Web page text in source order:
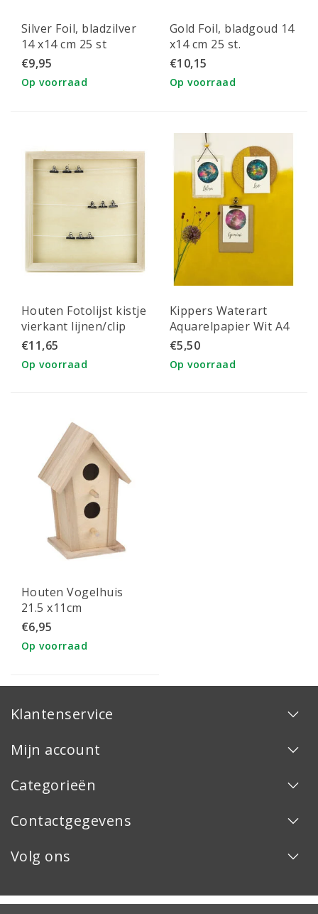
Silver Foil, bladzilver
14 x14 cm 25 st
€9,95
Op voorraad
Gold Foil, bladgoud 14
x14 cm 25 st.
€10,15
Op voorraad
Houten Fotolijst kistje
vierkant lijnen/clip
38.1cm x 3.5cm
€11,65
Op voorraad
Kippers Waterart
Aquarelpapier Wit A4
300g 12 vel.
€5,50
Op voorraad
Houten Vogelhuis
21.5 x11cm
€6,95
Op voorraad
Klantenservice
Mijn account
Categorieën
Contactgegevens
Volg ons